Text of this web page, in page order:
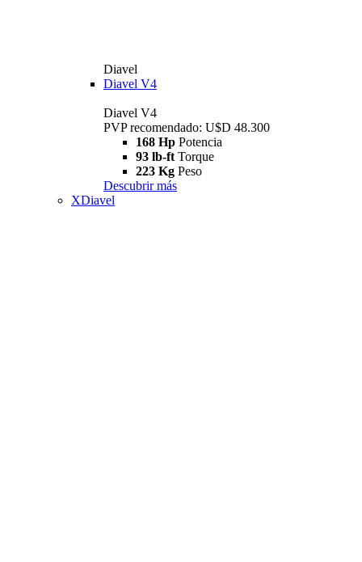
Diavel
Diavel V4
Diavel V4
PVP recomendado: U$D 48.300
168 Hp Potencia
93 lb-ft Torque
223 Kg Peso
Descubrir más
XDiavel